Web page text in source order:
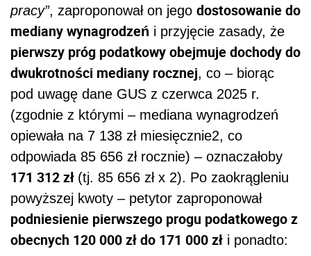
pracy”, zaproponował on jego dostosowanie do
mediany wynagrodzeń i przyjęcie zasady, że
pierwszy próg podatkowy obejmuje dochody do
dwukrotności mediany rocznej, co – biorąc
pod uwagę dane GUS z czerwca 2025 r.
(zgodnie z którymi – mediana wynagrodzeń
opiewała na 7 138 zł miesięcznie2, co
odpowiada 85 656 zł rocznie) – oznaczałoby
171 312 zł (tj. 85 656 zł x 2). Po zaokrągleniu
powyższej kwoty – petytor zaproponował
podniesienie pierwszego progu podatkowego z
obecnych 120 000 zł do 171 000 zł i ponadto: